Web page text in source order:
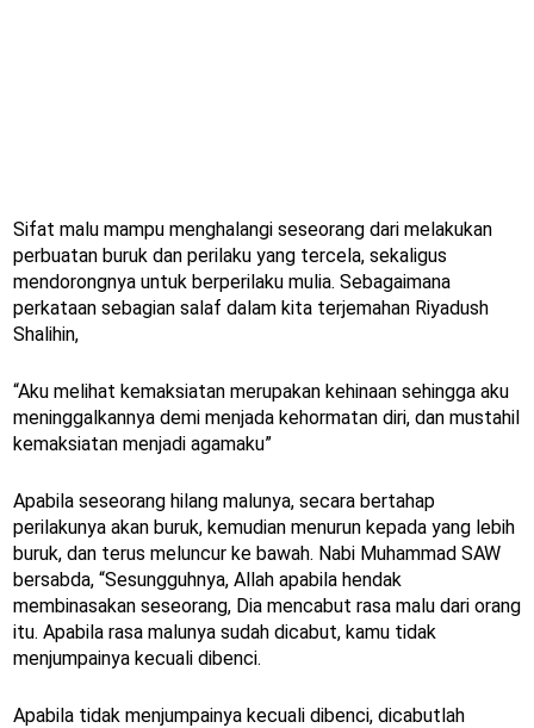
Sifat malu mampu menghalangi seseorang dari melakukan
perbuatan buruk dan perilaku yang tercela, sekaligus
mendorongnya untuk berperilaku mulia. Sebagaimana
perkataan sebagian salaf dalam kita terjemahan Riyadush
Shalihin,
“Aku melihat kemaksiatan merupakan kehinaan sehingga aku
meninggalkannya demi menjada kehormatan diri, dan mustahil
kemaksiatan menjadi agamaku”
Apabila seseorang hilang malunya, secara bertahap
perilakunya akan buruk, kemudian menurun kepada yang lebih
buruk, dan terus meluncur ke bawah. Nabi Muhammad SAW
bersabda, “Sesungguhnya, Allah apabila hendak
membinasakan seseorang, Dia mencabut rasa malu dari orang
itu. Apabila rasa malunya sudah dicabut, kamu tidak
menjumpainya kecuali dibenci.
Apabila tidak menjumpainya kecuali dibenci, dicabutlah